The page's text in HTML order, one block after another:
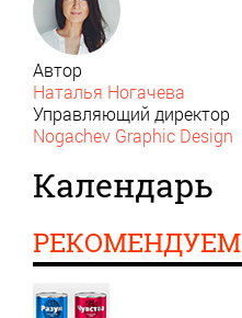
Автор
Наталья Ногачева
Управляющий директор
Nogachev Graphic Design
Календарь
РЕКОМЕНДУЕМ